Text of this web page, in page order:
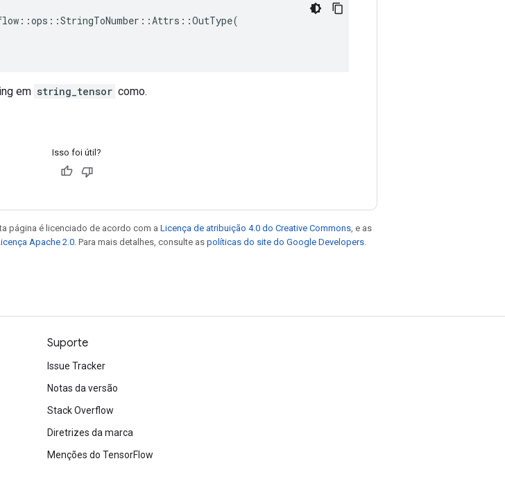
em string_tensor como.
Isso foi útil?
página é licenciado de acordo com a Licença de atribuição 4.0 do Creative Commons , e as
Apache 2.0 . Para mais detalhes, consulte as políticas do site do Google Developers
Suporte
Issue Tracker
Notas da versão
Stack Overflow
Diretrizes da marca
Menções do TensorFlow